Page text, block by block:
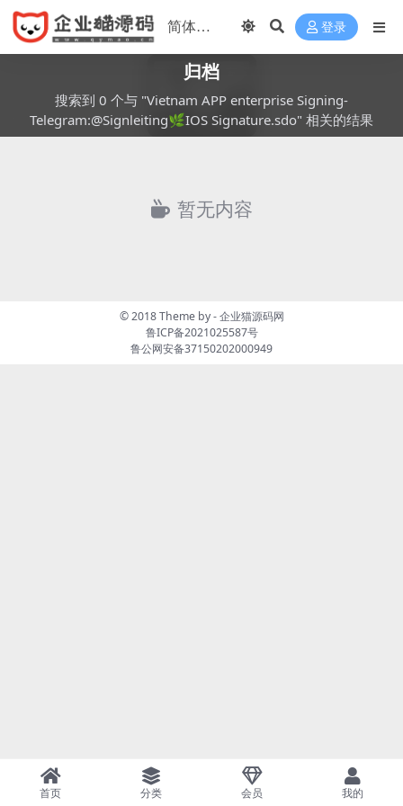
登录
归档
搜索到 0 个与 "Vietnam APP enterprise Signing-
Telegram:@Signleiting🌿IOS Signature.sdo" 相关的结果
暂无内容
© 2018 Theme by -企业猫源码网
鲁ICP备2021025587号
鲁公网安备37150202000949
首页 分类 会员 我的